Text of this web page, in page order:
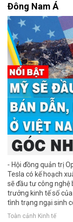
Đông Nam Á
⁃ Hội đồng quản trị
Tesla có kế hoạch
sẽ đầu tư công nghệ
trưởng kinh tế số
tình trạng ngại sinh
Toàn cảnh Kinh tế